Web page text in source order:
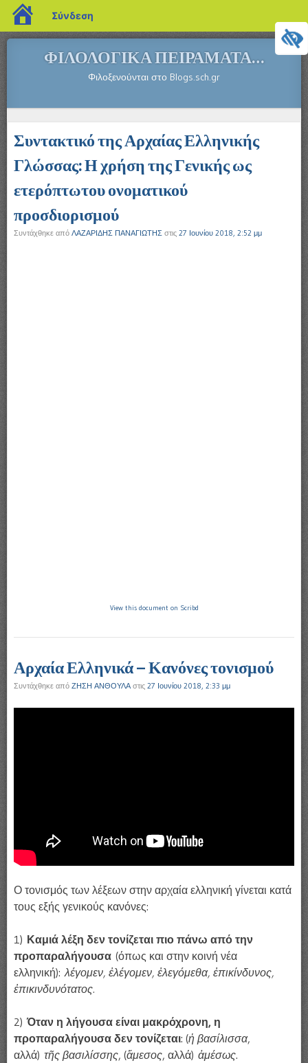
ΦΙΛΟΛΟΓΙΚΆ ΠΕΙΡΆΜΑΤΑ…
Φιλοξενούνται στο Blogs.sch.gr
Συντακτικό της Αρχαίας Ελληνικής
Γλώσσας: Η χρήση της Γενικής ως
ετερόπτωτου ονοματικού
προσδιορισμού
Συντάχθηκε από ΛΑΖΑΡΙΔΗΣ ΠΑΝΑΓΙΩΤΗΣ στις 27 Ιουνίου 2018, 2:52 μμ
View this document on Scribd
Αρχαία Ελληνικά – Κανόνες τονισμού
Συντάχθηκε από ΖΗΣΗ ΑΝΘΟΥΛΑ στις 27 Ιουνίου 2018, 2:33 μμ
Ο τονισμός των λέξεων στην αρχαία ελληνική γίνεται κατά
τους εξής γενικούς κανόνες:
1) Καμιά λέξη δεν τονίζεται πιο πάνω από την
προπαραλήγουσα (όπως και στην κοινή νέα
ελληνική):λέγομεν, ἐλέγομεν, ἐλεγόμεθα, ἐπικίνδυνος,
ἐπικινδυνότατος.
2)Όταν η λήγουσα είναι μακρόχρονη, η
προπαραλήγουσα δεν τονίζεται: (ἡ βασίλισσα,
αλλά) τῆς βασιλίσσης, (ἄμεσος, αλλά) ἀμέσως.
blogs.sch.gr
Σύνδεση